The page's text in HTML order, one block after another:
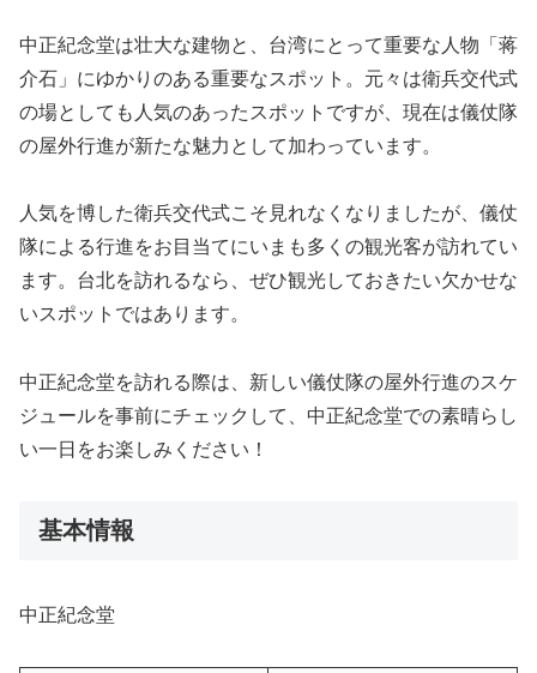
中正紀念堂は壮大な建物と、台湾にとって重要な人物「蒋
介石」にゆかりのある重要なスポット。元々は衛兵交代式
の場としても人気のあったスポットですが、現在は儀仗隊
の屋外行進が新たな魅力として加わっています。
人気を博した衛兵交代式こそ見れなくなりましたが、儀仗
隊による行進をお目当てにいまも多くの観光客が訪れてい
ます。台北を訪れるなら、ぜひ観光しておきたい欠かせな
いスポットではあります。
中正紀念堂を訪れる際は、新しい儀仗隊の屋外行進のスケ
ジュールを事前にチェックして、中正紀念堂での素晴らし
い一日をお楽しみください！
基本情報
中正紀念堂